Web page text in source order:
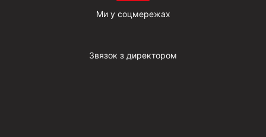
Ми у соцмережах
Звязок з директором